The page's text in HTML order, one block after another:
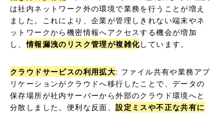
は社内ネットワーク外の環境で業務を行うことが増え
ました。これにより、企業が管理しきれない端末やネ
ットワークから機密情報へアクセスする機会が増加
し、情報漏洩のリスク管理が複雑化しています。
クラウドサービスの利用拡大: ファイル共有や業務アプ
リケーションがクラウドへ移行したことで、データの
保存場所が社内サーバーから外部のクラウド環境へと
分散しました。便利な反面、設定ミスや不正な共有に